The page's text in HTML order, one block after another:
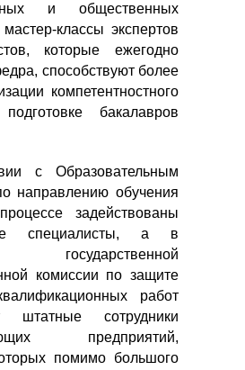
и общественных
классы экспертов
которые ежегодно
способствуют более
компетентностного
бакалавров
с Образовательным
направлению обучения
задействованы
специалисты, а в
комиссии по защите
работ
штатные сотрудники
предприятий,
помимо большого